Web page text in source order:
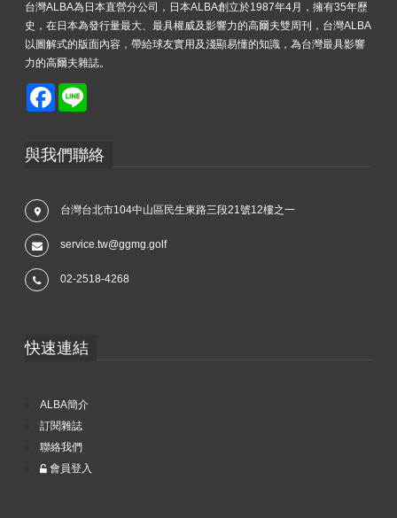
台灣ALBA為日本直營分公司，日本ALBA創立於1987年4月，擁有35年歷
史，在日本為發行量最大、最具權威及影響力的高爾夫雙周刊，台灣ALBA
以圖解式的版面內容，帶給球友實用及淺顯易懂的知識，為台灣最具影響
力的高爾夫雜誌。
Facebook
與我們聯絡
台灣台北市104中山區民生東路三段21號12樓之一
service.tw@ggmg.golf
02-2518-4268
快速連結
ALBA簡介
訂閱雜誌
聯絡我們
會員登入